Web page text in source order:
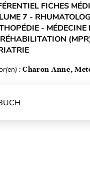
FICHES
7 -
- MÉDECINE
: Charon Anne,